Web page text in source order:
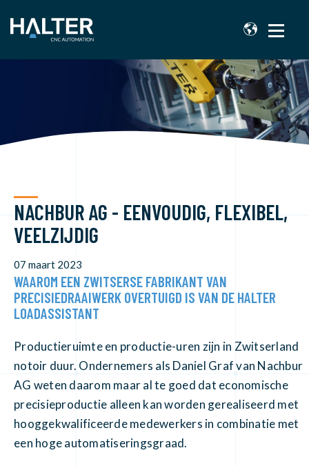
NACHBUR AG - EENVOUDIG, FLEXIBEL,
VEELZIJDIG
07 maart 2023
WAAROM EEN ZWITSERSE FABRIKANT VAN
PRECISIEDRAAIWERK OVERTUIGD IS VAN DE HALTER
LOADASSISTANT
Productieruimte en productie-uren zijn in Zwitserland
notoir duur. Ondernemers als Daniel Graf van Nachbur
AG weten daarom maar al te goed dat economische
precisieproductie alleen kan worden gerealiseerd met
hooggekwalificeerde medewerkers in combinatie met
een hoge automatiseringsgraad.